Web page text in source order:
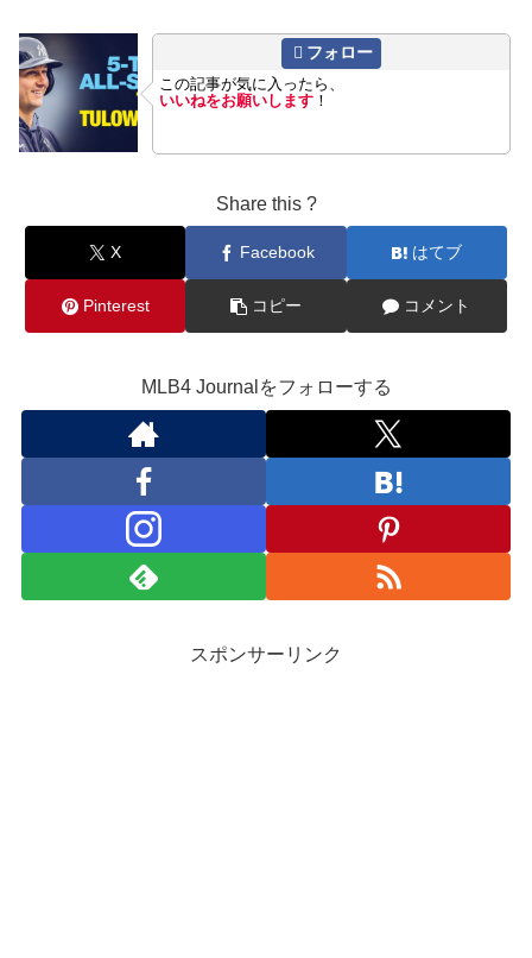
フォロー
この記事が気に入ったら、
いいねをお願いします ！
Share this ?
X Facebook はてブ
Pinterest コピー コメント
MLB4 Journalをフォローする
スポンサーリンク